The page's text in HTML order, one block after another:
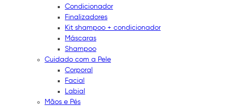
Condicionador
Finalizadores
Kit shampoo + condicionador
Máscaras
Shampoo
Cuidado com a Pele
Corporal
Facial
Labial
Mãos e Pés